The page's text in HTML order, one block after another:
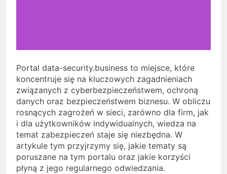
Portal data-security.business to miejsce, które
koncentruje się na kluczowych zagadnieniach
związanych z cyberbezpieczeństwem, ochroną
danych oraz bezpieczeństwem biznesu. W obliczu
rosnących zagrożeń w sieci, zarówno dla firm, jak
i dla użytkowników indywidualnych, wiedza na
temat zabezpieczeń staje się niezbędna. W
artykule tym przyjrzymy się, jakie tematy są
poruszane na tym portalu oraz jakie korzyści
płyną z jego regularnego odwiedzania.